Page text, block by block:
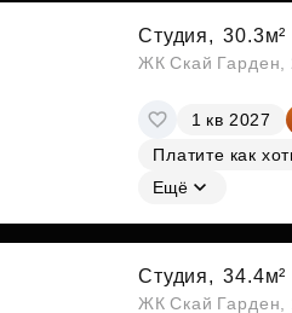
Студия, 30.3м²
ЖК Скай Гарден,
1 кв 2027
Платите как
Ещё
Студия, 34.4м²
ЖК Скай Гарден,